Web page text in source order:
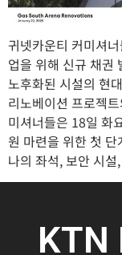
귀넷카운티 커미셔
업을 위해 신규 채권
노후화된 시설의 현
리노베이션 프로젝
미셔너들은 18일 화
원 마련을 위한 첫
나의 좌석, 보안 시
KTN